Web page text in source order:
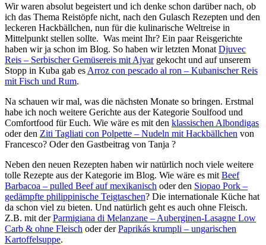
Wir waren absolut begeistert und ich denke schon darüber nach, ob
ich das Thema Reistöpfe nicht, nach den Gulasch Rezepten und den
leckeren Hackbällchen, nun für die kulinarische Weltreise in
Mittelpunkt stellen sollte. Was meint Ihr? Ein paar Reisgerichte
haben wir ja schon im Blog. So haben wir letzten Monat Djuvec
Reis – Serbischer Gemüsereis mit Ajvargekocht und auf unserem
Stopp in Kuba gab es Arroz con pescado al ron – Kubanischer Reis
mit Fisch und Rum.
Na schauen wir mal, was die nächsten Monate so bringen. Erstmal
habe ich noch weitere Gerichte aus der Kategorie Soulfood und
Comfortfood für Euch. Wie wäre es mit den klassischen Albondigas
oder den Ziti Tagliati con Polpette – Nudeln mit Hackbällchen von
Francesco? Oder den Gastbeitrag von Tanja ?
Neben den neuen Rezepten haben wir natürlich noch viele weitere
tolle Rezepte aus der Kategorie im Blog. Wie wäre es mit Beef
Barbacoa – pulled Beef auf mexikanisch oder den Siopao Pork –
gedämpfte philippinische Teigtaschen? Die internationale Küche hat
da schon viel zu bieten. Und natürlich geht es auch ohne Fleisch.
Z.B. mit derParmigiana di Melanzane – Auberginen-Lasagne Low
Carb & ohne Fleisch oder derPaprikás krumpli – ungarischen
Kartoffelsuppe.